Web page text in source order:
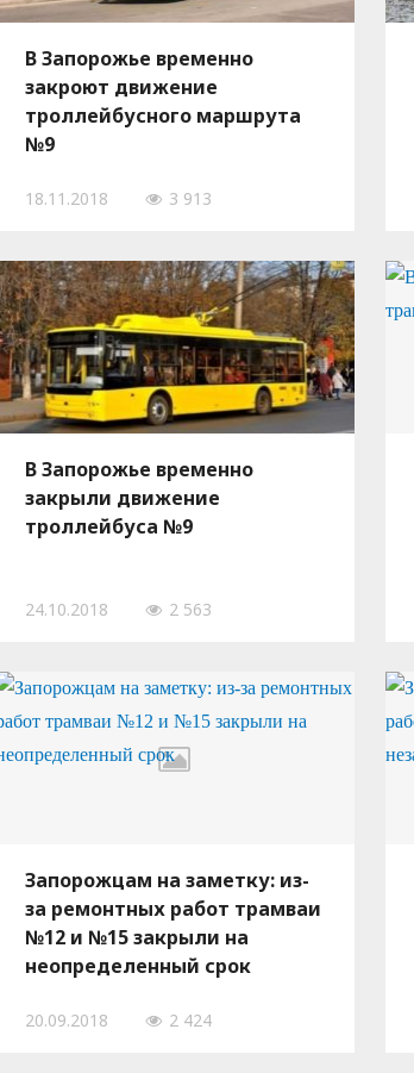
В Запорожье временно
закроют движение
троллейбусного маршрута
№9
18.11.2018 3 913
В Запорожье временно
закрыли движение
троллейбуса №9
24.10.2018 2 563
Запорожцам на заметку: из-
за ремонтных работ трамваи
№12 и №15 закрыли на
неопределенный срок
20.09.2018 2 424